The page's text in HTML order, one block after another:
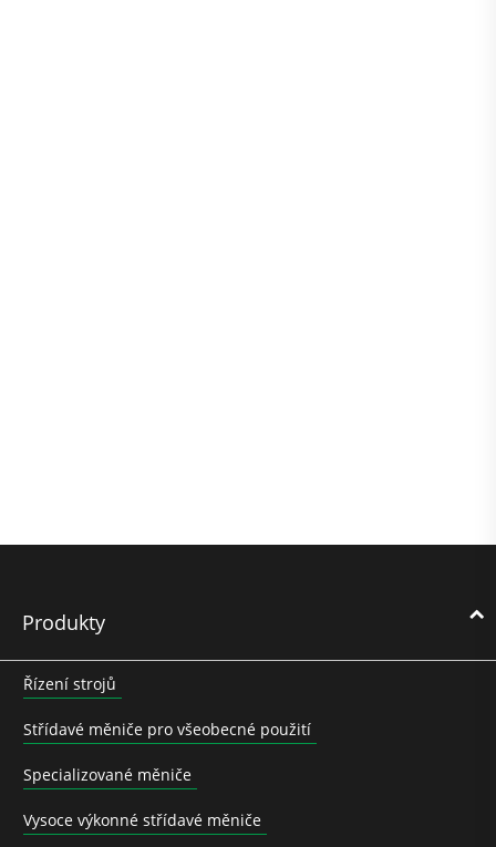
Produkty
Řízení strojů
Střídavé měniče pro všeobecné použití
Specializované měniče
Vysoce výkonné střídavé měniče